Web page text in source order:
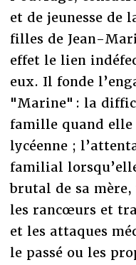
et de jeunesse de
filles de Jean-
effet le lien
eux. Il fonde
"Marine" : la
famille quand
lycéenne ;
familial
brutal de sa mère,
les rancœurs et
et les attaques
le passé ou les